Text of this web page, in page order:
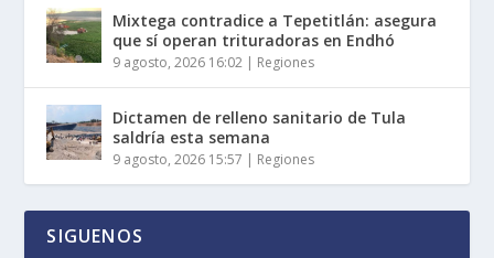
Mixtega contradice a Tepetitlán: asegura
que sí operan trituradoras en Endhó
9 agosto, 2026 16:02 | Regiones
Dictamen de relleno sanitario de Tula
saldría esta semana
9 agosto, 2026 15:57 | Regiones
SIGUENOS